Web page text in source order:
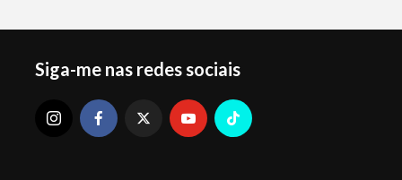
Siga-me nas redes sociais